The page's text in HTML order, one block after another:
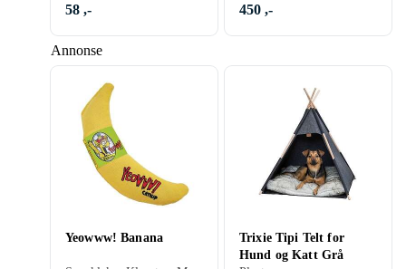
Annonse
58 ,- 450 ,-
Yeowww! Banana
Trixie Tipi Telt for
Hund og Katt Grå